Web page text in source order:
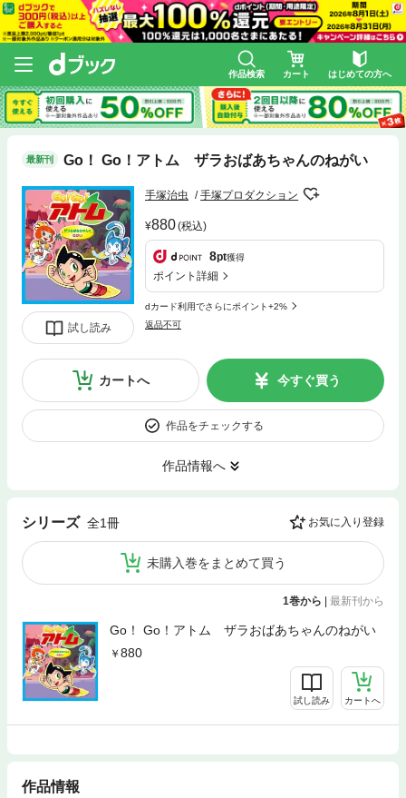
作品検索 カート はじめての方へ
最新刊 Go！ Go！アトム ザラおばあちゃんのねがい
試し読み
手塚治虫 手塚プロダクション
880(税込)
8pt獲得
ポイント詳細
dカード利用でさらにポイント+2%
返品不可
カートへ 今すぐ買う
作品をチェックする
作品情報へ
シリーズ 全1冊 お気に入り登録
未購入巻をまとめて買う
1巻から 最新刊から
Go！ Go！アトム ザラおばあちゃんのねがい
880
試し読み カートへ
作品情報